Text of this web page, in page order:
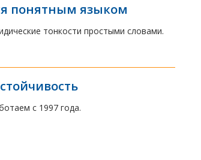
понятным языком
тонкости простыми словами.
с 1997 года.